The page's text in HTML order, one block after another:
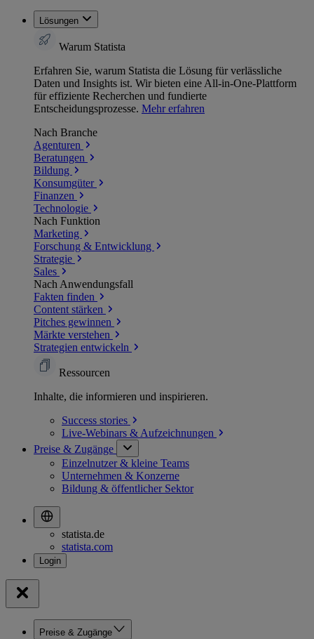
Lösungen
Warum Statista
Erfahren Sie, warum Statista die Lösung für verlässliche
Daten und Insights ist. Wir bieten eine All-in-One-Plattform
für effiziente Recherchen und fundierte
Entscheidungsprozesse. Mehr erfahren
Nach Branche
Agenturen
Beratungen
Bildung
Konsumgüter
Finanzen
Technologie
Nach Funktion
Marketing
Forschung & Entwicklung
Strategie
Sales
Nach Anwendungsfall
Fakten finden
Content stärken
Pitches gewinnen
Märkte verstehen
Strategien entwickeln
Ressourcen
Inhalte, die informieren und inspirieren.
Success stories
Live-Webinars & Aufzeichnungen
Preise & Zugänge
Einzelnutzer & kleine Teams
Unternehmen & Konzerne
Bildung & öffentlicher Sektor
statista.de
statista.com
Preise & Zugänge